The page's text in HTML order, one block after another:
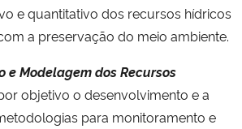
e quantitativo dos recursos hídricos
a preservação do meio ambiente.
e Modelagem dos Recursos
objetivo o desenvolvimento e a
para monitoramento e